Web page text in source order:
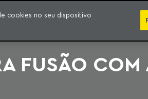
SÉRIES PUBLICAÇÕES
FUSÃO COM
cookies no seu dispositivo